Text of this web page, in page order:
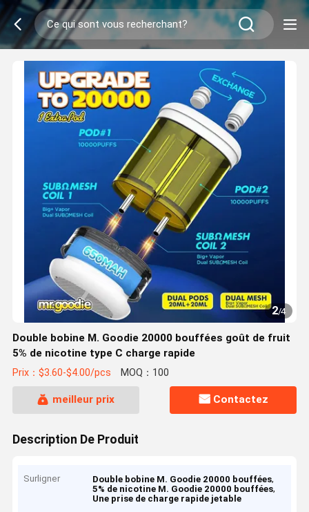
2/4
Double bobine M. Goodie 20000 bouffées goût de fruit
5% de nicotine type C charge rapide
Prix：$3.60-$4.00/pcs MOQ：100
meilleur prix Contactez
Description De Produit
Surligner Double bobine M. Goodie 20000 bouffées,
5% de nicotine M. Goodie 20000 bouffées,
Une prise de charge rapide jetable